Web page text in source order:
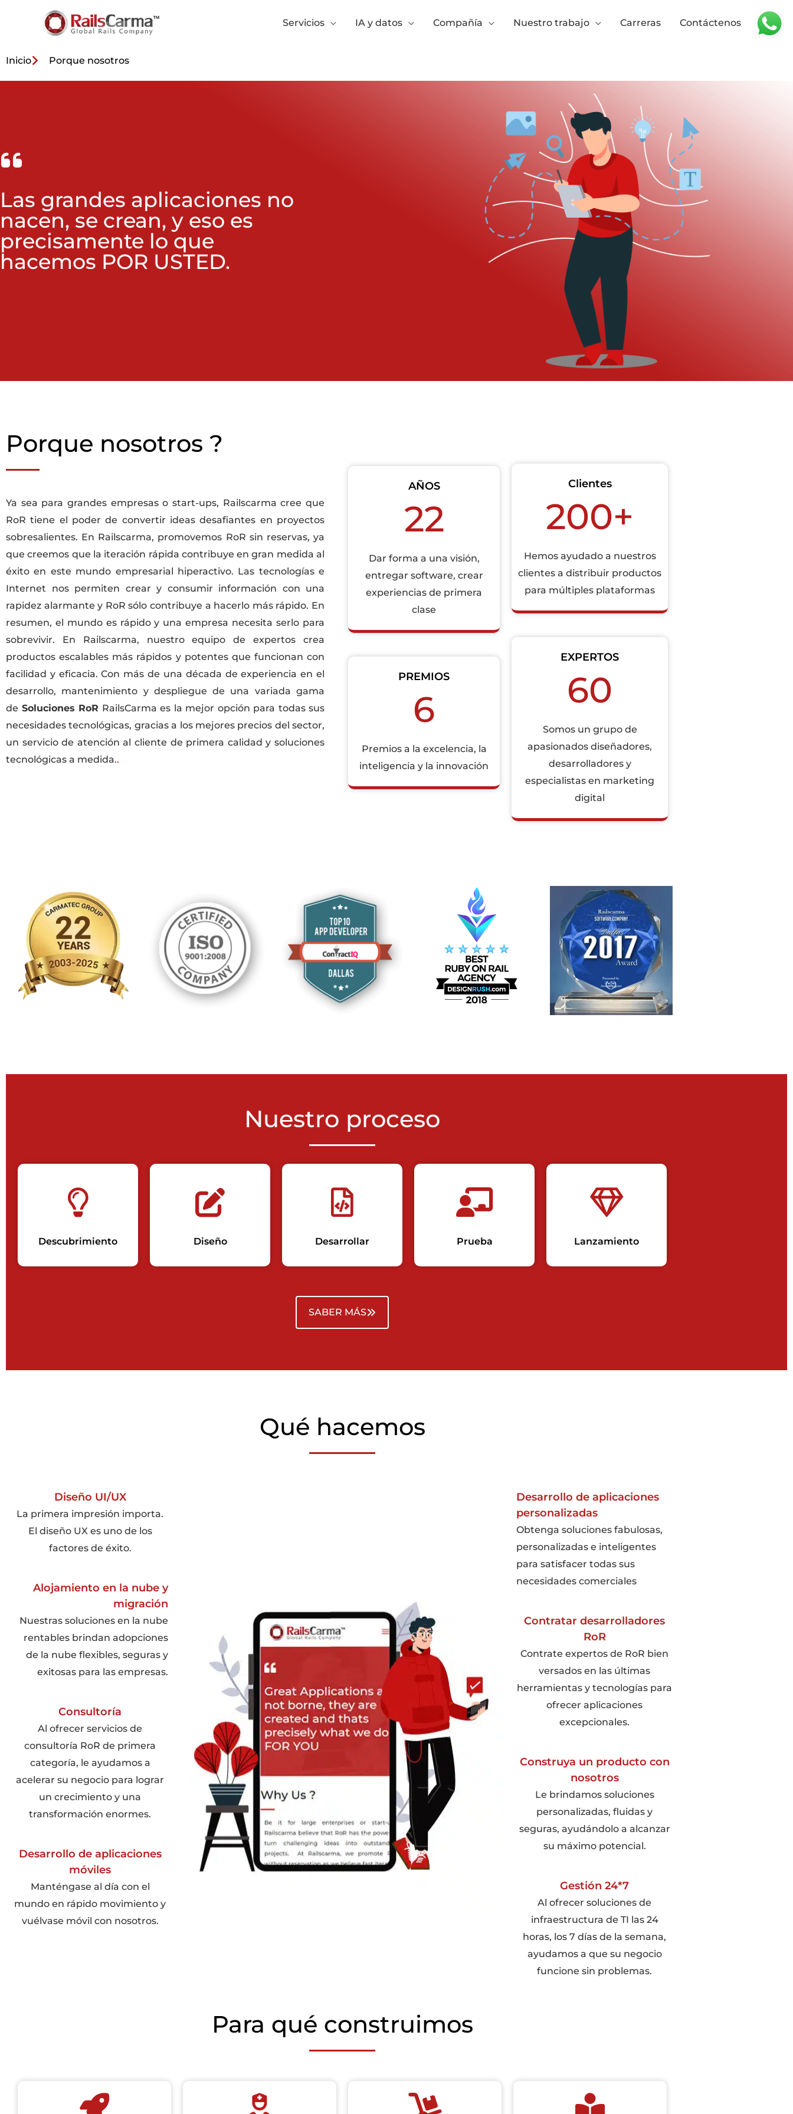
Servicios IA y datos Compañía Nuestro trabajo Carreras Contáctenos
Inicio Porque nosotros
Las grandes aplicaciones no
nacen, se crean, y eso es
precisamente lo que
hacemos POR USTED.
Porque nosotros ?
Ya sea para grandes empresas o start-ups, Railscarma cree que
RoR tiene el poder de convertir ideas desafiantes en proyectos
sobresalientes. En Railscarma, promovemos RoR sin reservas, ya
que creemos que la iteración rápida contribuye en gran medida al
éxito en este mundo empresarial hiperactivo. Las tecnologías e
Internet nos permiten crear y consumir información con una
rapidez alarmante y RoR sólo contribuye a hacerlo más rápido. En
resumen, el mundo es rápido y una empresa necesita serlo para
sobrevivir. En Railscarma, nuestro equipo de expertos crea
productos escalables más rápidos y potentes que funcionan con
facilidad y eficacia. Con más de una década de experiencia en el
desarrollo, mantenimiento y despliegue de una variada gama
de Soluciones RoR RailsCarma es la mejor opción para todas sus
necesidades tecnológicas, gracias a los mejores precios del sector,
un servicio de atención al cliente de primera calidad y soluciones
tecnológicas a medida..
AÑOS
22
Dar forma a una visión,
entregar software, crear
experiencias de primera
clase
PREMIOS
6
Premios a la excelencia, la
inteligencia y la innovación
Clientes
200+
Hemos ayudado a nuestros
clientes a distribuir productos
para múltiples plataformas
EXPERTOS
60
Somos un grupo de
apasionados diseñadores,
desarrolladores y
especialistas en marketing
digital
Nuestro proceso
Descubrimiento Diseño Desarrollar Prueba Lanzamiento
SABER MÁS
Qué hacemos
Diseño UI/UX
La primera impresión importa.
El diseño UX es uno de los
factores de éxito.
Alojamiento en la nube y
migración
Nuestras soluciones en la nube
rentables brindan adopciones
de la nube flexibles, seguras y
exitosas para las empresas.
Consultoría
Al ofrecer servicios de
consultoría RoR de primera
categoría, le ayudamos a
acelerar su negocio para lograr
un crecimiento y una
transformación enormes.
Desarrollo de aplicaciones
móviles
Manténgase al día con el
mundo en rápido movimiento y
vuélvase móvil con nosotros.
Desarrollo de aplicaciones
personalizadas
Obtenga soluciones fabulosas,
personalizadas e inteligentes
para satisfacer todas sus
necesidades comerciales
Contratar desarrolladores
RoR
Contrate expertos de RoR bien
versados en las últimas
herramientas y tecnologías para
ofrecer aplicaciones
excepcionales.
Construya un producto con
nosotros
Le brindamos soluciones
personalizadas, fluidas y
seguras, ayudándolo a alcanzar
su máximo potencial.
Gestión 24*7
Al ofrecer soluciones de
infraestructura de TI las 24
horas, los 7 días de la semana,
ayudamos a que su negocio
funcione sin problemas.
Para qué construimos